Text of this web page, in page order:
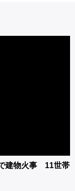
建物火事 11世帯